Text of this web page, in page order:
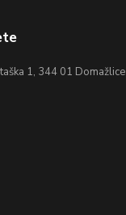
1, 344 01 Domažlice